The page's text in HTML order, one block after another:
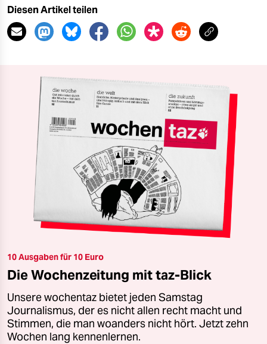
Diesen Artikel teilen
10 Ausgaben für 10 Euro
Die Wochenzeitung mit taz-Blick
Unsere wochentaz bietet jeden Samstag
Journalismus, der es nicht allen recht macht und
Stimmen, die man woanders nicht hört. Jetzt zehn
Wochen lang kennenlernen.